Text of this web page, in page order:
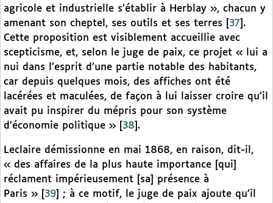
agricole et industrielle s’établir à Herblay », chacun y
amenant son cheptel, ses outils et ses terres
37 .
Cette proposition est visiblement accueillie avec
scepticisme, et, selon le juge de paix, ce projet « lui a
nui dans l’esprit d’une partie notable des habitants,
car depuis quelques mois, des affiches ont été
lacérées et maculées, de façon à lui laisser croire qu’il
avait pu inspirer du mépris pour son système
d’économie politique »
38 .
Leclaire démissionne en mai 1868, en raison, dit-il,
« des affaires de la plus haute importance [qui]
réclament impérieusement [sa] présence à
Paris »
39
; à ce motif, le juge de paix ajoute qu’il